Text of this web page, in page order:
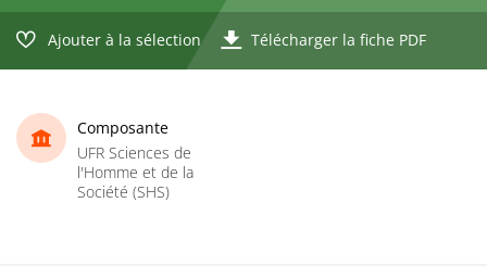
Ajouter à la sélection Télécharger la fiche PDF
Composante
UFR Sciences de
l'Homme et de la
Société (SHS)